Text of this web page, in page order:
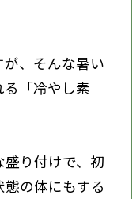
、そんな暑い
「冷やし素
り付けで、初
の体にもする